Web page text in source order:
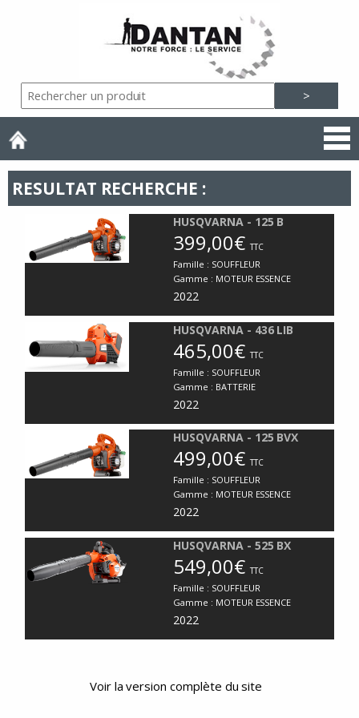
RESULTAT RECHERCHE :
HUSQVARNA - 125 B
399,00€TTC
Famille : SOUFFLEUR
Gamme : MOTEUR ESSENCE
2022
HUSQVARNA - 436 LIB
465,00€TTC
Famille : SOUFFLEUR
Gamme : BATTERIE
2022
HUSQVARNA - 125 BVX
499,00€TTC
Famille : SOUFFLEUR
Gamme : MOTEUR ESSENCE
2022
HUSQVARNA - 525 BX
549,00€TTC
Famille : SOUFFLEUR
Gamme : MOTEUR ESSENCE
2022
Voir la version complète du site